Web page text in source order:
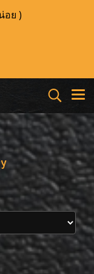
อย )